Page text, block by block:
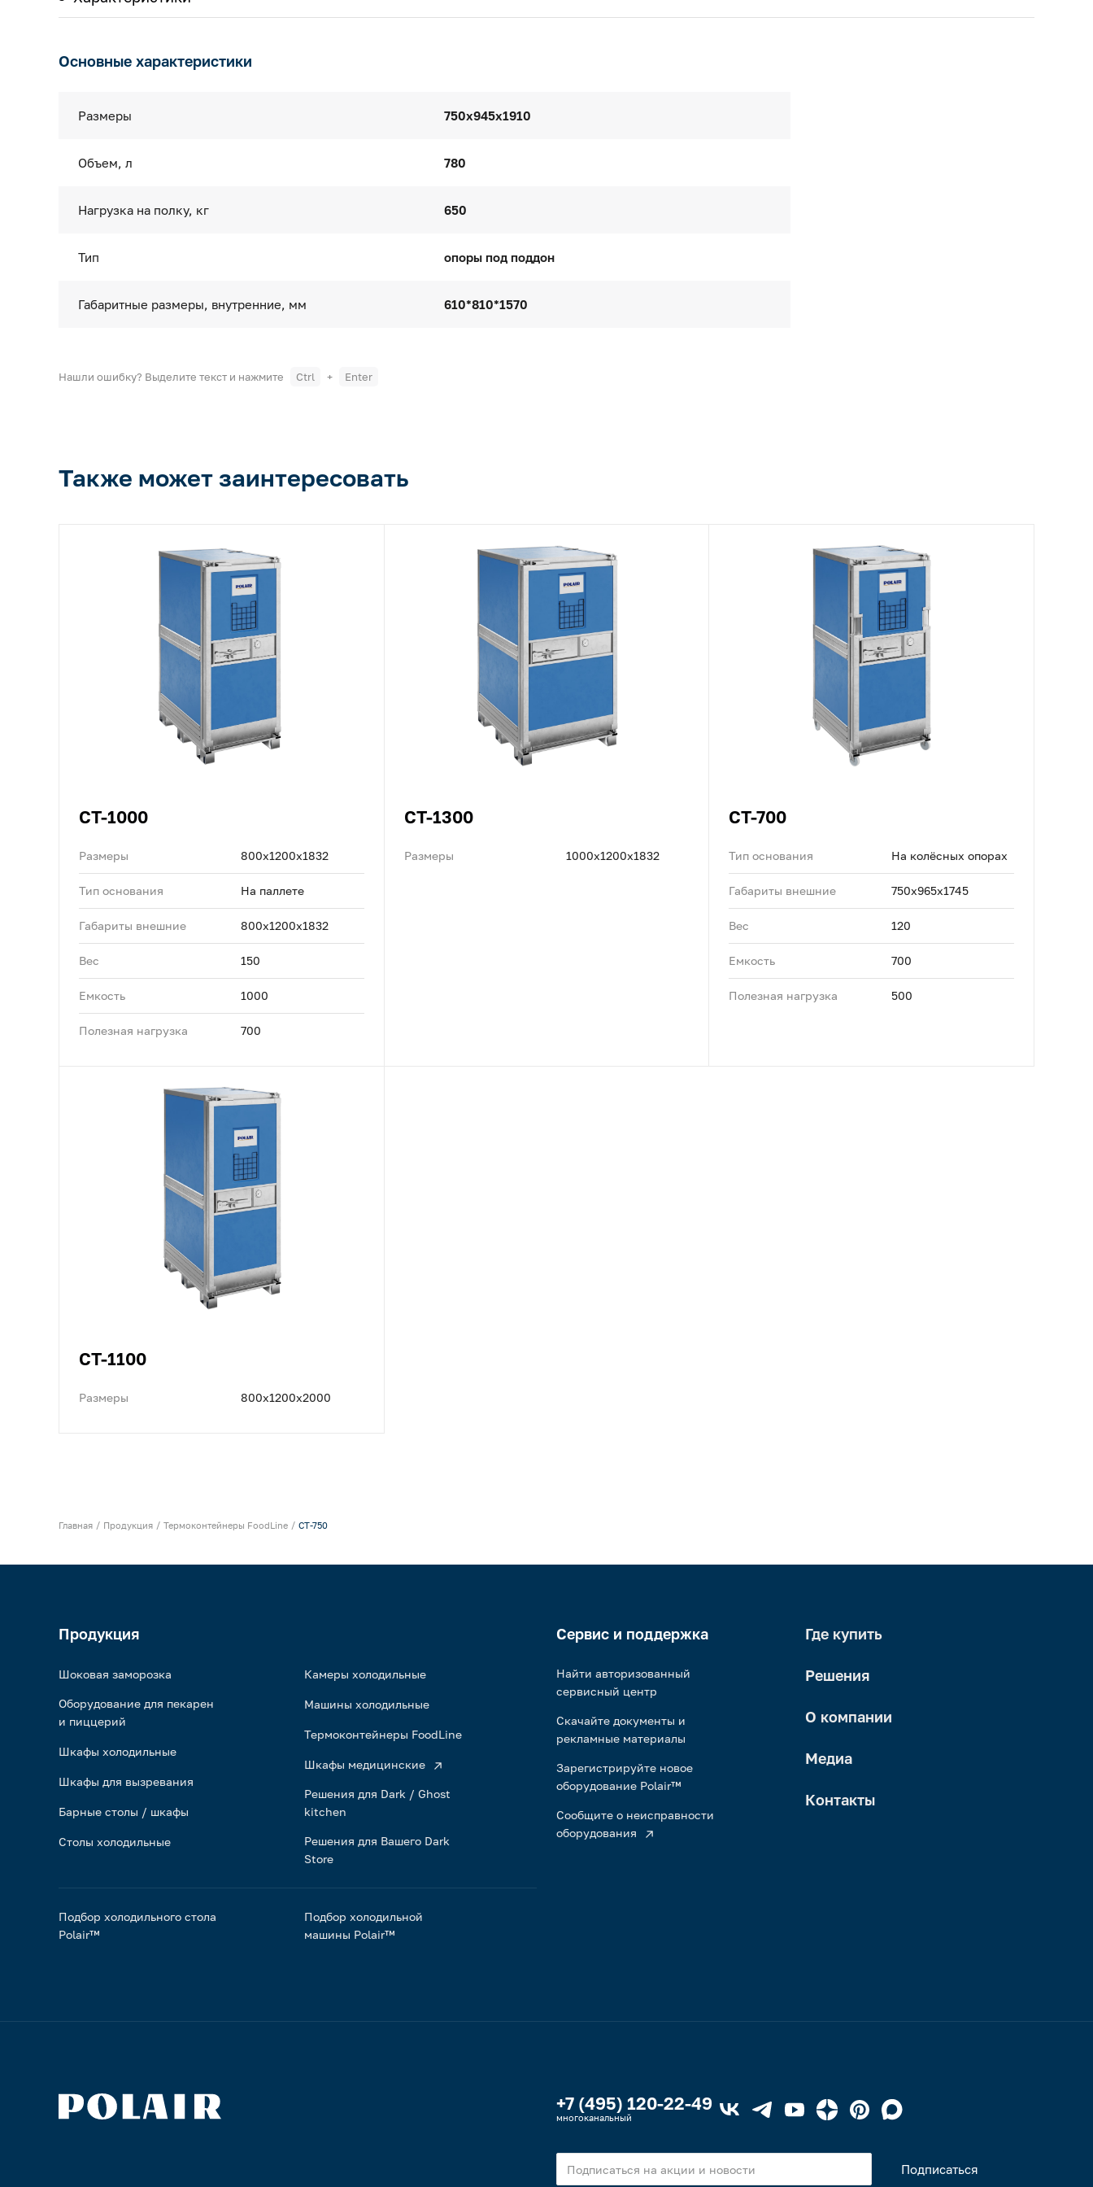
Основные характеристики
Размеры 750x945x1910
Объем, л 780
Нагрузка на полку, кг 650
Тип опоры под поддон
Габаритные размеры, внутренние, мм 610*810*1570
Нашли ошибку? Выделите текст и нажмите Ctrl + Enter
Также может заинтересовать
CT-1000
Размеры 800x1200x1832
Тип основания На паллете
Габариты внешние 800x1200x1832
Вес 150
Емкость 1000
Полезная нагрузка 700
CT-1300
Размеры 1000x1200x1832
CT-700
Тип основания На колёсных опорах
Габариты внешние 750x965x1745
Вес 120
Емкость 700
Полезная нагрузка 500
CT-1100
Размеры 800x1200x2000
Главная Продукция Термоконтейнеры FoodLine CT-750
Продукция
Шоковая заморозка
Оборудование для пекарен
и пиццерий
Шкафы холодильные
Шкафы для вызревания
Барные столы / шкафы
Столы холодильные
Камеры холодильные
Машины холодильные
Термоконтейнеры FoodLine
Шкафы медицинские
Решения для Dark / Ghost
kitchen
Решения для Вашего Dark
Store
Подбор холодильного стола
Polair™
Подбор холодильной
машины Polair™
Сервис и поддержка
Найти авторизованный
сервисный центр
Скачайте документы и
рекламные материалы
Зарегистрируйте новое
оборудование Polair™
Сообщите о неисправности
оборудования
Где купить
Решения
О компании
Медиа
Контакты
+7 (495) 120-22-49
многоканальный